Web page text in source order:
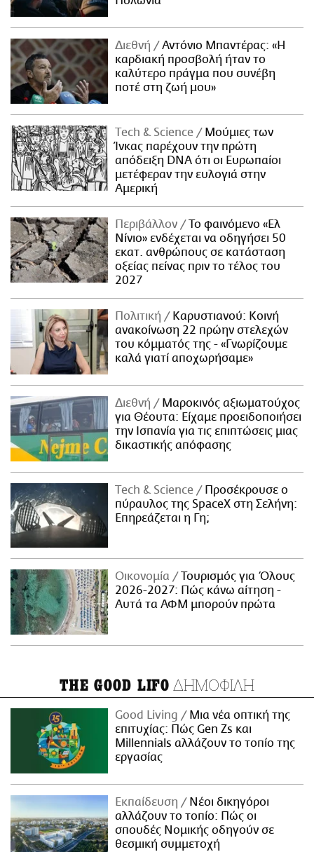
Διεθνή
Αντόνιο Μπαντέρας: «Η
καρδιακή προσβολή ήταν το
καλύτερο πράγμα που συνέβη
ποτέ στη ζωή μου»
Τech & Science
Μούμιες των
Ίνκας παρέχουν την πρώτη
απόδειξη DNA ότι οι Ευρωπαίοι
μετέφεραν την ευλογιά στην
Αμερική
Περιβάλλον
Το φαινόμενο «Ελ
Νίνιο» ενδέχεται να οδηγήσει 50
εκατ. ανθρώπους σε κατάσταση
οξείας πείνας πριν το τέλος του
2027
Πολιτική
Καρυστιανού: Κοινή
ανακοίνωση 22 πρώην στελεχών
του κόμματός της - «Γνωρίζουμε
καλά γιατί αποχωρήσαμε»
Διεθνή
Μαροκινός αξιωματούχος
για Θέουτα: Είχαμε προειδοποιήσει
την Ισπανία για τις επιπτώσεις μιας
δικαστικής απόφασης
Τech & Science
Προσέκρουσε ο
πύραυλος της SpaceX στη Σελήνη:
Επηρεάζεται η Γη;
Οικονομία
Τουρισμός για Όλους
2026-2027: Πώς κάνω αίτηση -
Αυτά τα ΑΦΜ μπορούν πρώτα
THE GOOD LIFO ΔΗΜΟΦΙΛΗ
Good Living
Μια νέα οπτική της
επιτυχίας: Πώς Gen Zs και
Millennials αλλάζουν το τοπίο της
εργασίας
Εκπαίδευση
Νέοι δικηγόροι
αλλάζουν το τοπίο: Πώς οι
σπουδές Νομικής οδηγούν σε
θεσμική συμμετοχή